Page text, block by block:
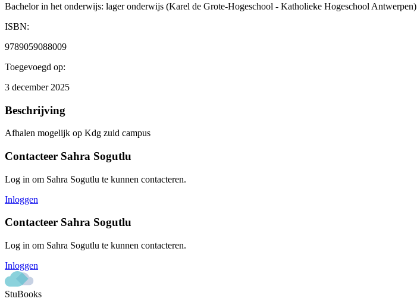
Bachelor in het onderwijs: lager onderwijs (Karel de Grote-Hogeschool - Katholieke Hogeschool Antwerpen)
ISBN:
9789059088009
Toegevoegd op:
3 december 2025
Beschrijving
Afhalen mogelijk op Kdg zuid campus
Contacteer Sahra Sogutlu
Log in om Sahra Sogutlu te kunnen contacteren.
Inloggen
Contacteer Sahra Sogutlu
Log in om Sahra Sogutlu te kunnen contacteren.
Inloggen
StuBooks